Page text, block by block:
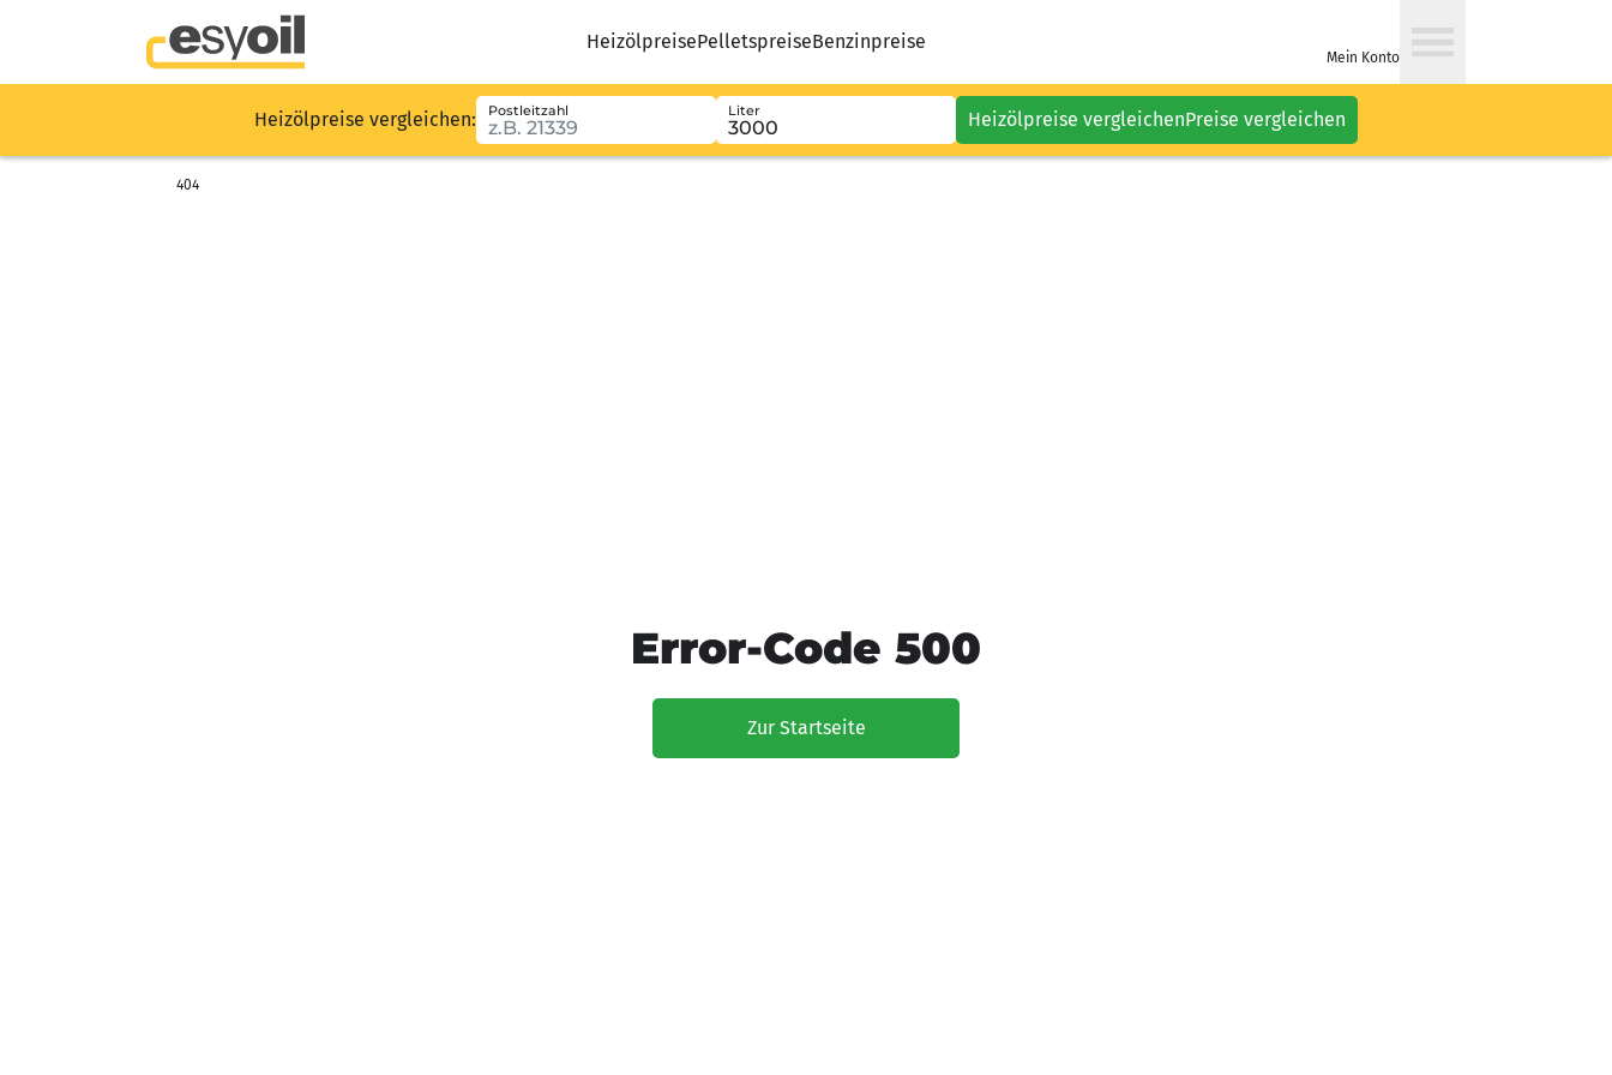
HeizölpreisePelletspreiseBenzinpreise
Mein Konto
Heizölpreise vergleichen: Postleitzahl Liter Heizölpreise vergleichenPreise vergleichen
404
Error-Code 500
Zur Startseite